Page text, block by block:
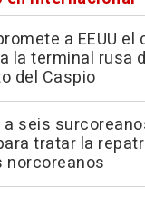
a EEUU
la terminal rusa
del Caspio
a seis
tratar la
norcoreanos